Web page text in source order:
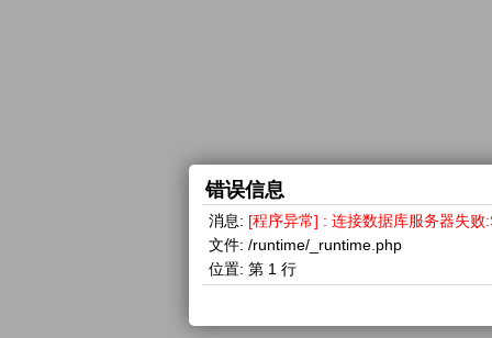
错误信息
消息: [程序异常] : 连接数据库服务器失
文件: /runtime/_runtime.php
位置: 第 1 行